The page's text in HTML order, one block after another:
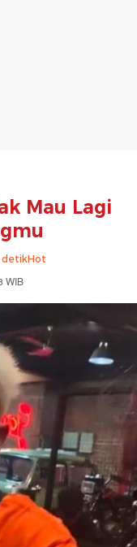
Mau Lagi
detikHot
WIB